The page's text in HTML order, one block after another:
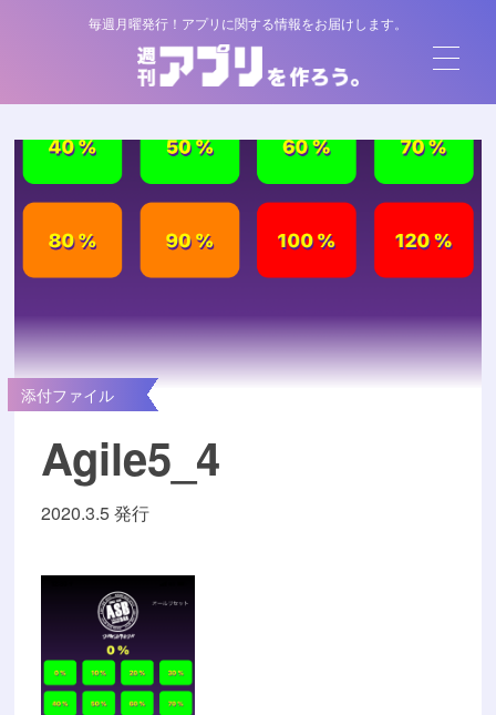
毎週月曜発行！アプリに関する情報をお届けします。
添付ファイル
Agile5_4
2020.3.5 発行